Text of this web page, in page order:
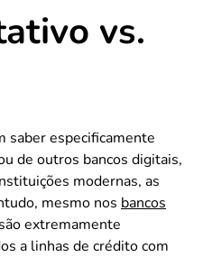
vs.
saber especificamente
de outros bancos digitais,
modernas, as
mesmo nos bancos
são extremamente
a linhas de crédito com